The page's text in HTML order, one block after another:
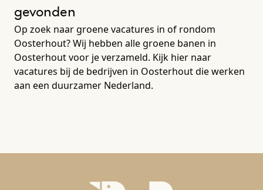
gevonden
Op zoek naar groene vacatures in of rondom
Oosterhout? Wij hebben alle groene banen in
Oosterhout voor je verzameld. Kijk hier naar
vacatures bij de bedrijven in Oosterhout die werken
aan een duurzamer Nederland.